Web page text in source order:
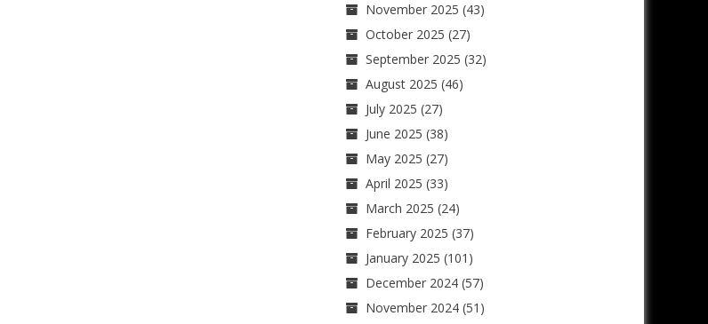
November 2025 (43)
October 2025 (27)
September 2025 (32)
August 2025 (46)
July 2025 (27)
June 2025 (38)
May 2025 (27)
April 2025 (33)
March 2025 (24)
February 2025 (37)
January 2025 (101)
December 2024(57)
November 2024(51)